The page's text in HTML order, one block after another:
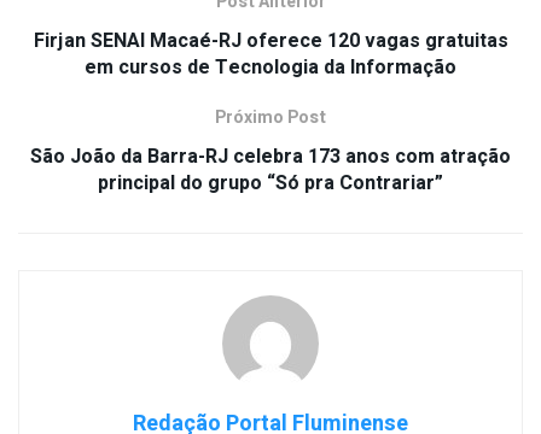
Firjan SENAI Macaé-RJ oferece 120 vagas gratuitas
em cursos de Tecnologia da Informação
Próximo Post
São João da Barra-RJ celebra 173 anos com atração
principal do grupo “Só pra Contrariar”
Redação Portal Fluminense